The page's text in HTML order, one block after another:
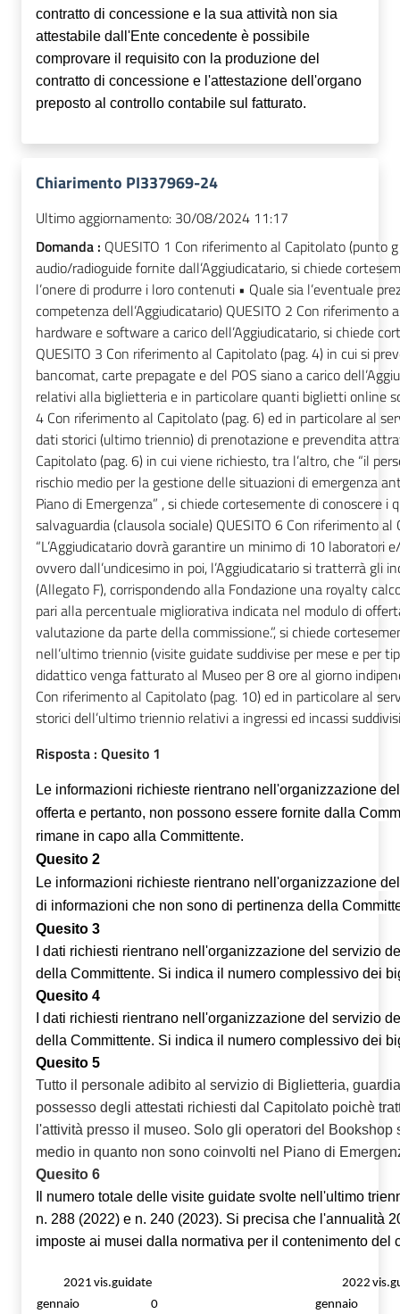
contratto di concessione e la sua attività non sia
attestabile dall'Ente concedente è possibile
comprovare il requisito con la produzione del
contratto di concessione e l'attestazione dell'organo
preposto al controllo contabile sul fatturato.
Chiarimento PI337969-24
Ultimo aggiornamento: 30/08/2024 11:17
Domanda : QUESITO 1 Con riferimento al Capitolato (punto
audio/radioguide fornite dall’Aggiudicatario, si chiede
l’onere di produrre i loro contenuti • Quale sia l’eventuale
competenza dell’Aggiudicatario) QUESITO 2 Con
hardware e software a carico dell’Aggiudicatario, si chiede
QUESITO 3 Con riferimento al Capitolato (pag. 4) in cui si
bancomat, carte prepagate e del POS siano a carico
relativi alla biglietteria e in particolare quanti biglietti online
4 Con riferimento al Capitolato (pag. 6) ed in particolare al
dati storici (ultimo triennio) di prenotazione e prevendita
Capitolato (pag. 6) in cui viene richiesto, tra l’altro, che “il
rischio medio per la gestione delle situazioni di emergenza
Piano di Emergenza” , si chiede cortesemente di conoscere
salvaguardia (clausola sociale) QUESITO 6 Con riferimento
“L’Aggiudicatario dovrà garantire un minimo di 10 laboratori
ovvero dall’undicesimo in poi, l’Aggiudicatario si tratterrà gli
(Allegato F), corrispondendo alla Fondazione una royalty
pari alla percentuale migliorativa indicata nel modulo di
valutazione da parte della commissione.”, si chiede
nell’ultimo triennio (visite guidate suddivise per mese e per
didattico venga fatturato al Museo per 8 ore al giorno
Con riferimento al Capitolato (pag. 10) ed in particolare al
storici dell’ultimo triennio relativi a ingressi ed incassi
Risposta : Quesito 1
Le informazioni richieste rientrano nell'organizzazione
offerta e pertanto, non possono essere fornite dalla
rimane in capo alla Committente.
Quesito 2
Le informazioni richieste rientrano nell'organizzazione
di informazioni che non sono di pertinenza della
Quesito 3
I dati richiesti rientrano nell'organizzazione del servizio
della Committente. Si indica il numero complessivo dei
Quesito 4
I dati richiesti rientrano nell'organizzazione del servizio
della Committente. Si indica il numero complessivo dei
Quesito 5
Tutto il personale adibito al servizio di Biglietteria,
possesso degli attestati richiesti dal Capitolato poichè
l'attività presso il museo. Solo gli operatori del
medio in quanto non sono coinvolti nel Piano di
Quesito 6
l numero totale delle visite guidate svolte nell'ultimo
n. 288 (2022) e n. 240 (2023). Si precisa che l'annualità
imposte ai musei dalla normativa per il contenimento del
2021 vis.guidate 2022
gennaio
0
gennaio